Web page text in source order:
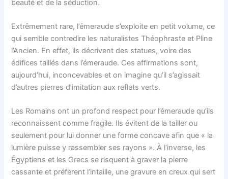
beauté et de la séduction.
Extrêmement rare, l’émeraude s’exploite en petit volume, ce
qui semble contredire les naturalistes Théophraste et Pline
l’Ancien. En effet, ils décrivent des statues, voire des
édifices taillés dans l’émeraude. Ces affirmations sont,
aujourd’hui, inconcevables et on imagine qu’il s’agissait
d’autres pierres d’imitation aux reflets verts.
Les Romains ont un profond respect pour l’émeraude qu’ils
reconnaissent comme fragile. Ils évitent de la tailler ou
seulement pour lui donner une forme concave afin que « la
lumière puisse y rassembler ses rayons ». À l’inverse, les
Égyptiens et les Grecs se risquent à graver la pierre
cassante et préfèrent l’intaille, une gravure en creux qui sert